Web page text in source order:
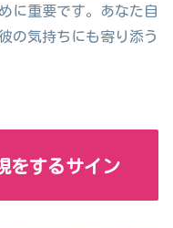
に重要です。あなた自
の気持ちにも寄り添う
をするサイン